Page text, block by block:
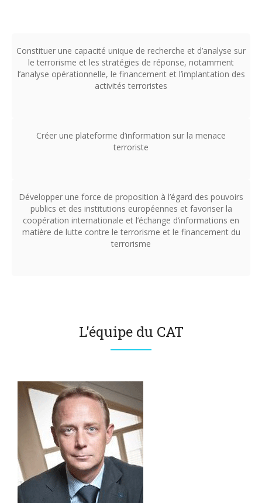
Constituer une capacité unique de recherche et d’analyse sur
le terrorisme et les stratégies de réponse, notamment
l’analyse opérationnelle, le financement et l’implantation des
activités terroristes
Créer une plateforme d’information sur la menace
terroriste
Développer une force de proposition à l’égard des pouvoirs
publics et des institutions européennes et favoriser la
coopération internationale et l’échange d’informations en
matière de lutte contre le terrorisme et le financement du
terrorisme
L'équipe du CAT